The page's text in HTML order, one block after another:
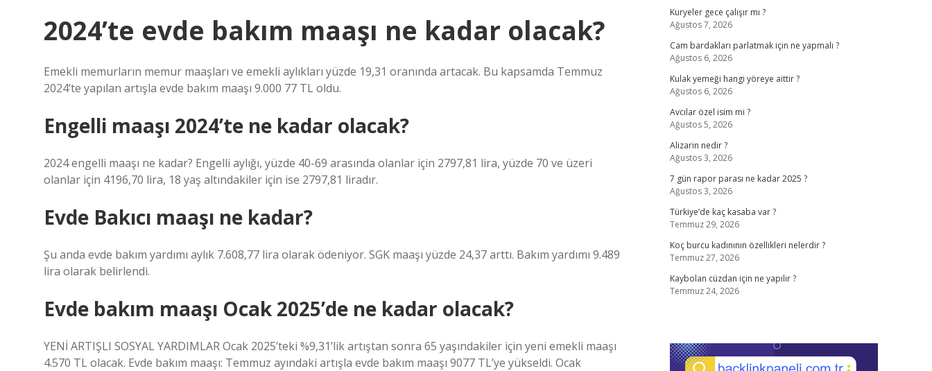
2024’te evde bakım maaşı ne kadar olacak?
Emekli memurların memur maaşları ve emekli aylıkları yüzde 19,31 oranında artacak. Bu kapsamda Temmuz
2024’te yapılan artışla evde bakım maaşı 9.000 77 TL oldu.
Engelli maaşı 2024’te ne kadar olacak?
2024 engelli maaşı ne kadar? Engelli aylığı, yüzde 40-69 arasında olanlar için 2797,81 lira, yüzde 70 ve üzeri
olanlar için 4196,70 lira, 18 yaş altındakiler için ise 2797,81 liradır.
Evde Bakıcı maaşı ne kadar?
Şu anda evde bakım yardımı aylık 7.608,77 lira olarak ödeniyor. SGK maaşı yüzde 24,37 arttı. Bakım yardımı 9.489
lira olarak belirlendi.
Evde bakım maaşı Ocak 2025’de ne kadar olacak?
YENİ ARTIŞLI SOSYAL YARDIMLAR Ocak 2025’teki %9,31’lik artıştan sonra 65 yaşındakiler için yeni emekli maaşı
4.570 TL olacak. Evde bakım maaşı: Temmuz ayındaki artışla evde bakım maaşı 9077 TL’ye yükseldi. Ocak
Kuryeler gece çalışır mı ?
Ağustos 7, 2026
Cam bardakları parlatmak için ne yapmalı ?
Ağustos 6, 2026
Kulak yemeği hangi yöreye aittir ?
Ağustos 6, 2026
Avcılar özel isim mi ?
Ağustos 5, 2026
Alizarin nedir ?
Ağustos 3, 2026
7 gün rapor parası ne kadar 2025 ?
Ağustos 3, 2026
Türkiye’de kaç kasaba var ?
Temmuz 29, 2026
Koç burcu kadınının özellikleri nelerdir ?
Temmuz 27, 2026
Kaybolan cüzdan için ne yapılır ?
Temmuz 24, 2026